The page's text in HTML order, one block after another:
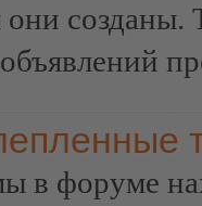
в форуме